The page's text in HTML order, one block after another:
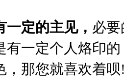
定的主见， 必
有一定个人烙印
，那您就喜欢着